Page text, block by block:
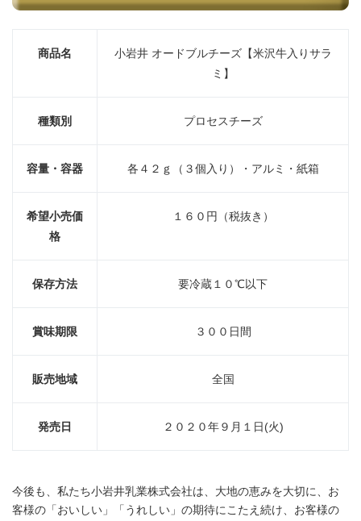
商品名
小岩井 オードブルチーズ【米沢牛入りサラ
ミ】
種類別 プロセスチーズ
容量・容器 各４２ｇ（３個入り）・アルミ・紙箱
希望小売価
格
１６０円（税抜き）
保存方法 要冷蔵１０℃以下
賞味期限 ３００日間
販売地域 全国
発売日 ２０２０年９月１日(火)
今後も、私たち小岩井乳業株式会社は、大地の恵みを大切に、お
客様の「おいしい」「うれしい」の期待にこたえ続け、お客様の